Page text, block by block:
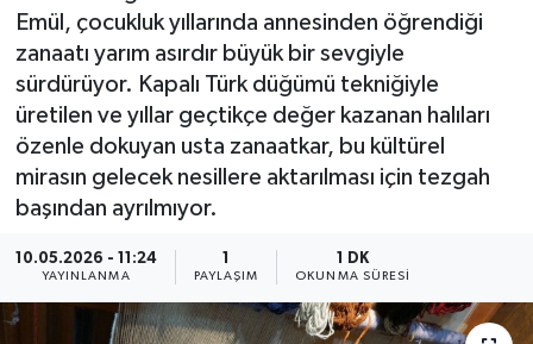
Emül, çocukluk yıllarında annesinden öğrendiği
zanaatı yarım asırdır büyük bir sevgiyle
sürdürüyor. Kapalı Türk düğümü tekniğiyle
üretilen ve yıllar geçtikçe değer kazanan halıları
özenle dokuyan usta zanaatkar, bu kültürel
mirasın gelecek nesillere aktarılması için tezgah
başından ayrılmıyor.
10.05.2026 - 11:24
YAYINLANMA PAYLAŞIM
1 DK
OKUNMA SÜRESI
MAGAZİN
KÜLTÜR SANAT
SAĞLIK
BİLİM VE TEKNOLOJİ
OTOMOBİL
KURUMSAL
Son Dakika Haberleri
Haber Arşivi